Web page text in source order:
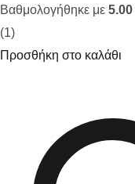
Βαθμολογήθηκε με 5.00
(1)
Προσθήκη στο καλάθι